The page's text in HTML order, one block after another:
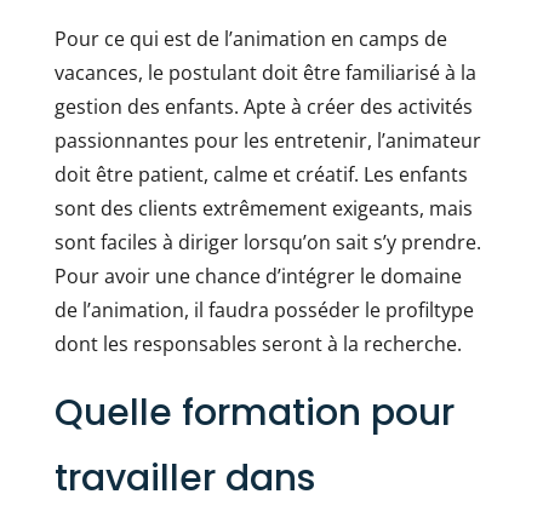
Pour ce qui est de l’animation en camps de
vacances, le postulant doit être familiarisé à la
gestion des enfants. Apte à créer des activités
passionnantes pour les entretenir, l’animateur
doit être patient, calme et créatif. Les enfants
sont des clients extrêmement exigeants, mais
sont faciles à diriger lorsqu’on sait s’y prendre.
Pour avoir une chance d’intégrer le domaine
de l’animation, il faudra posséder le profiltype
dont les responsables seront à la recherche.
Quelle formation pour
travailler dans